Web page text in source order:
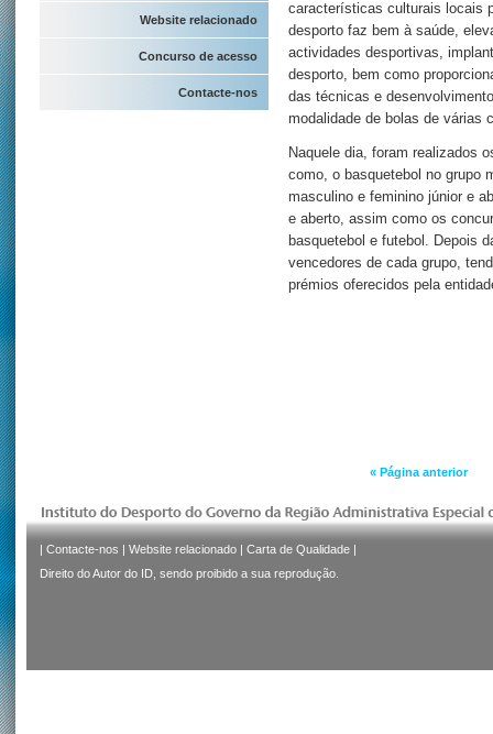
Website relacionado
Concurso de acesso
Contacte-nos
características culturais locais
desporto faz bem à saúde,
actividades desportivas,
desporto, bem como
das técnicas e
modalidade de bolas de várias
Naquele dia, foram realizados
como, o basquetebol no grupo
masculino e feminino júnior e
e aberto, assim como os
basquetebol e futebol. Depois
vencedores de cada grupo,
prémios oferecidos pela
« Página anterior
| Contacte-nos | Website relacionado | Carta de Qualidade |
Direito do Autor do ID, sendo proibido a sua reprodução.